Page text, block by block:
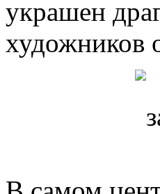
украшен
художников